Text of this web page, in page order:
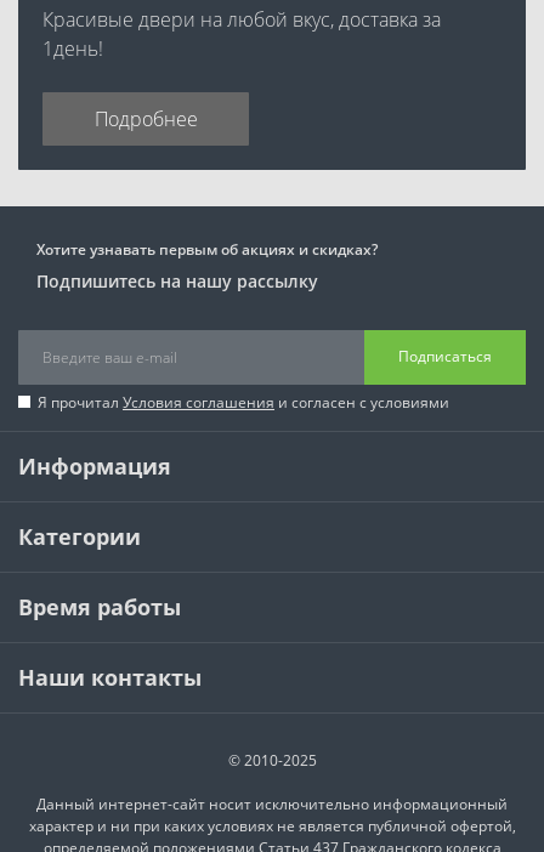
Красивые двери на любой вкус, доставка за
1день!
Подробнее
Хотите узнавать первым об акциях и скидках?
Подпишитесь на нашу рассылку
Подписаться
Я прочитал Условия соглашения и согласен с условиями
Информация
Категории
Время работы
Наши контакты
© 2010-2025
Данный интернет-сайт носит исключительно информационный
характер и ни при каких условиях не является публичной офертой,
определяемой положениями Статьи 437 Гражданского кодекса